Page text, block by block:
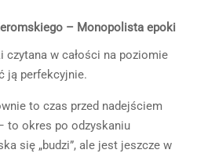
– Monopolista epoki
czytana w całości na poziomie
ją perfekcyjnie.
to czas przed nadejściem
to okres po odzyskaniu
się „budzi”, ale jest jeszcze w